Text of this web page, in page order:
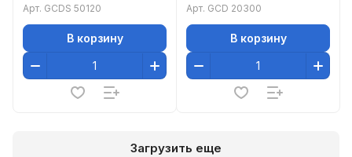
Арт. GCDS 50120
В корзину
Арт. GCD 20300
В корзину
Загрузить еще